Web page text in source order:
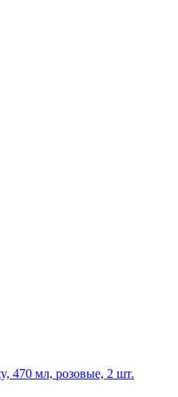
470 мл, розовые, 2 шт.